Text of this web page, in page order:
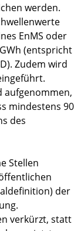
werden.
EnMS oder
(entspricht
Zudem wird
aufgenommen,
mindestens 90
des
Stellen
der
verkürzt, statt